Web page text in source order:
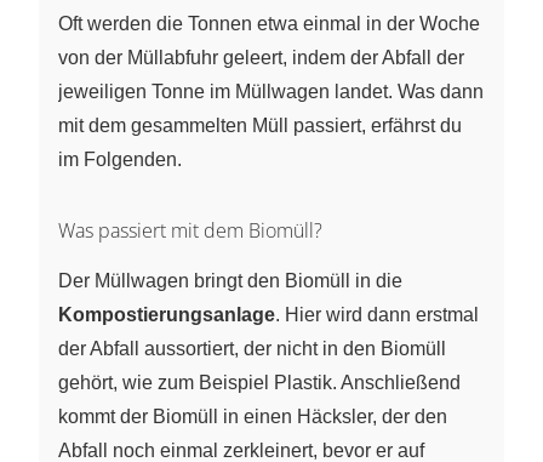
Oft werden die Tonnen etwa einmal in der Woche
von der Müllabfuhr geleert, indem der Abfall der
jeweiligen Tonne im Müllwagen landet. Was dann
mit dem gesammelten Müll passiert, erfährst du
im Folgenden.
Was passiert mit dem Biomüll?
Der Müllwagen bringt den Biomüll in die
Kompostierungsanlage. Hier wird dann erstmal
der Abfall aussortiert, der nicht in den Biomüll
gehört, wie zum Beispiel Plastik. Anschließend
kommt der Biomüll in einen Häcksler, der den
Abfall noch einmal zerkleinert, bevor er auf